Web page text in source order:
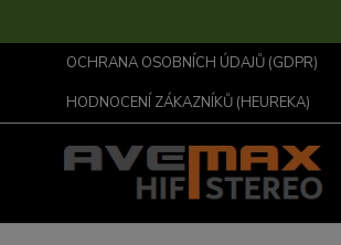
OCHRANA OSOBNÍCH ÚDAJŮ (GDPR)
HODNOCENÍ ZÁKAZNÍKŮ (HEUREKA)